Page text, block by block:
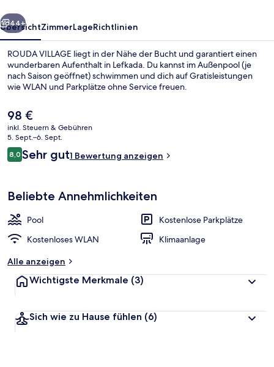
Comfort-Studiosuite, Meerblick |
Weiter
44+
ÜbersichtZimmerLageRichtlinien
ROUDA VILLAGE liegt in der Nähe der Bucht und garantiert einen
wunderbaren Aufenthalt in Lefkada. Du kannst im Außenpool (je
nach Saison geöffnet) schwimmen und dich auf Gratisleistungen
wie WLAN und Parkplätze ohne Service freuen.
Der
aktuelle
Preis
beträgt
98 €.
98 €
inkl. Steuern & Gebühren
5. Sept.–6. Sept.
Bewertungen
8,08,0 von 10.
Sehr gut1 Bewertung anzeigen
Beliebte Annehmlichkeiten
Pool
Kostenlose Parkplätze
Kostenloses WLAN
Klimaanlage
Alle anzeigen
Wichtigste Merkmale (3)
Sich wie zu Hause fühlen (6)